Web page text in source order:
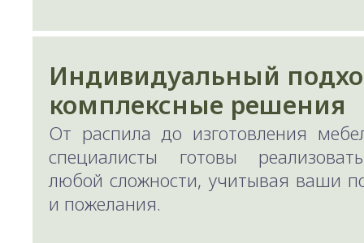
Индивидуальный
комплексные решения
От распила до изготовления
специалисты готовы
любой сложности, учитывая ваши
и пожелания.